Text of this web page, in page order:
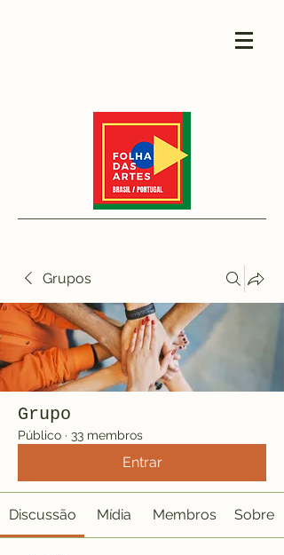
Grupos
Grupo
Público · 33 membros
Entrar
Discussão Mídia Membros Sobre